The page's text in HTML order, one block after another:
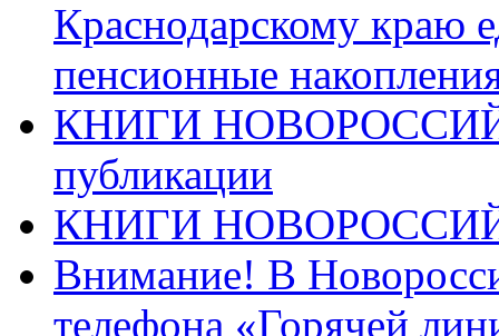
Краснодарскому краю
пенсионные
КНИГИ
публикации
КНИГИ
Внимание! В
телефона «Горячей